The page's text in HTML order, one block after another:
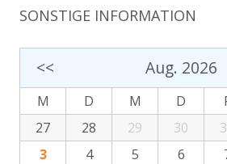
SONSTIGE INFORMATION
<< Aug. 2026
M D M D
27
28 29 30
3
4 5 6